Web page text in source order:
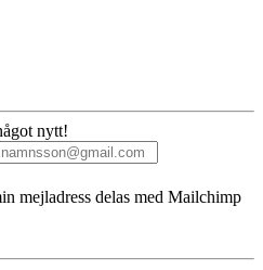
nytt!
mejladress delas med Mailchimp